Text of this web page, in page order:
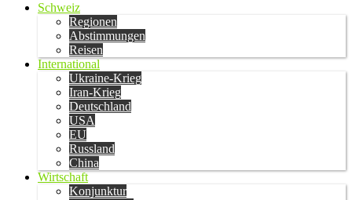
Schweiz
Regionen
Abstimmungen
Reisen
International
Ukraine-Krieg
Iran-Krieg
Deutschland
USA
EU
Russland
China
Wirtschaft
Konjunktur